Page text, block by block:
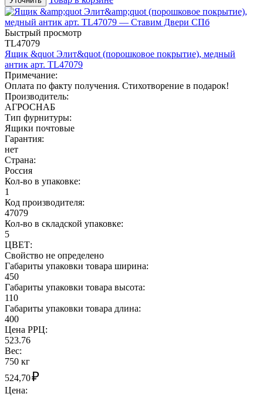
Быстрый просмотр
TL47079
Ящик &quot Элит&quot (порошковое покрытие), медный
антик арт. TL47079
Примечание:
Оплата по факту получения. Стихотворение в подарок!
Производитель:
АГРОСНАБ
Тип фурнитуры:
Ящики почтовые
Гарантия:
нет
Страна:
Россия
Кол-во в упаковке:
1
Код производителя:
47079
Кол-во в складской упаковке:
5
ЦВЕТ:
Свойство не определено
Габариты упаковки товара ширина:
450
Габариты упаковки товара высота:
110
Габариты упаковки товара длина:
400
Цена РРЦ:
523.76
Вес:
750 кг
524,70₽
Цена: